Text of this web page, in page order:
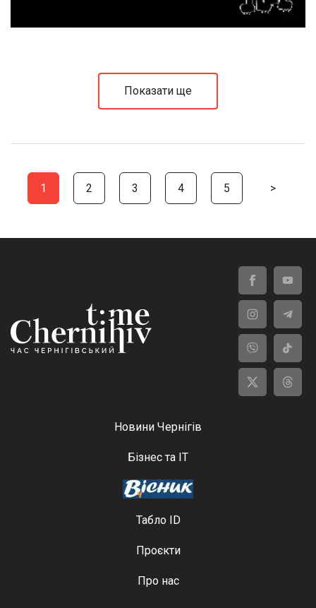
Показати ще
1 2 3 4 5 >
Новини Чернігів
Бізнес та ІТ
Табло ID
Проєкти
Про нас